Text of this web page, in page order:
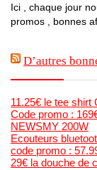
Ici , chaque jour
promos , bonnes
D’autres
11.25€ le tee shirt
Code promo :
NEWSMY 200W
Ecouteurs
code promo :
29€ la douche de